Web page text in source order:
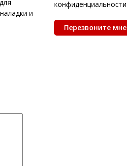
и
конфиденциальности
Перезвоните мне